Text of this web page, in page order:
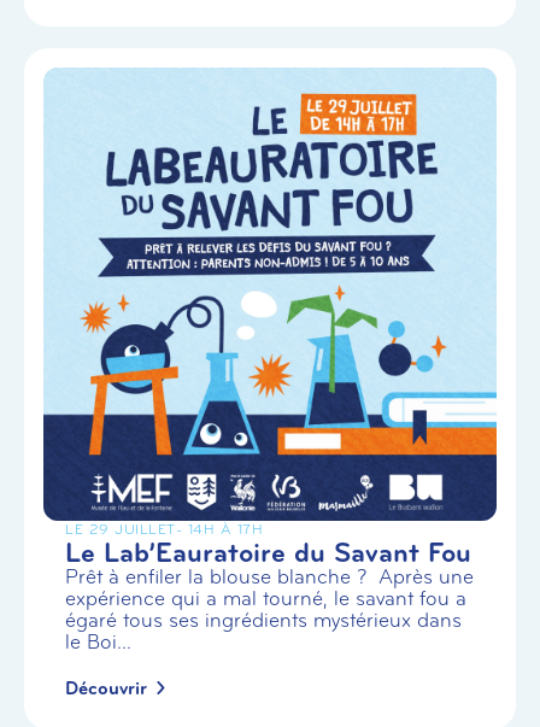
LE 29 JUILLET- 14H À 17H
Le Lab’Eauratoire du Savant Fou
Prêt à enfiler la blouse blanche ? Après une
expérience qui a mal tourné, le savant fou a
égaré tous ses ingrédients mystérieux dans
le Boi...
Découvrir